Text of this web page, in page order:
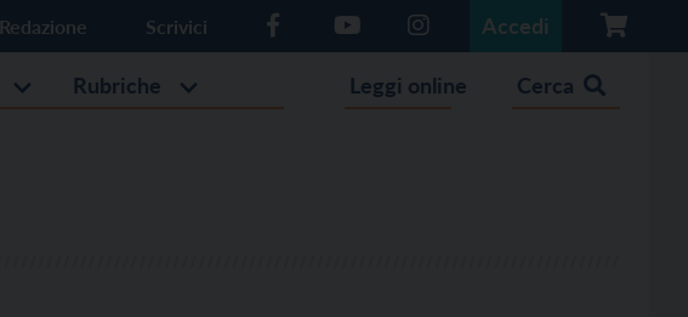
Redazione Scrivici Accedi
Rubriche Leggi online Cerca